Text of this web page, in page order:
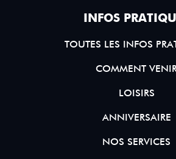
INFOS
TOUTES LES INFOS
COMMENT
LOISIRS
ANNIVERSAIRE
NOS SERVICES